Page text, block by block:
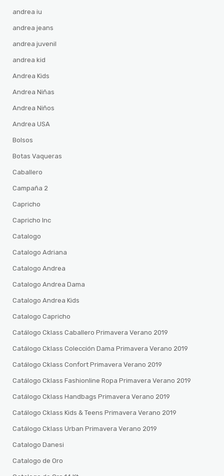
andrea iu
andrea jeans
andrea juvenil
andrea kid
Andrea Kids
Andrea Niñas
Andrea Niños
Andrea USA
Bolsos
Botas Vaqueras
Caballero
Campaña 2
Capricho
Capricho Inc
Catalogo
Catalogo Adriana
Catalogo Andrea
Catalogo Andrea Dama
Catalogo Andrea Kids
Catalogo Capricho
Catálogo Cklass Caballero Primavera Verano 2019
Catálogo Cklass Colección Dama Primavera Verano 2019
Catálogo Cklass Confort Primavera Verano 2019
Catálogo Cklass Fashionline Ropa Primavera Verano 2019
Catálogo Cklass Handbags Primavera Verano 2019
Catálogo Cklass Kids & Teens Primavera Verano 2019
Catálogo Cklass Urban Primavera Verano 2019
Catalogo Danesi
Catalogo de Oro